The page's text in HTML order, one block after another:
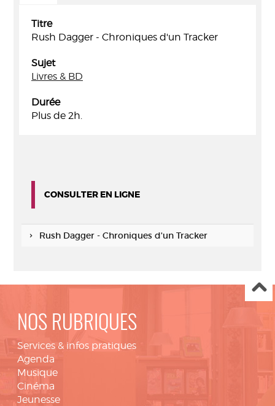
Titre
Rush Dagger - Chroniques d'un Tracker
Sujet
Livres & BD
Durée
Plus de 2h.
CONSULTER EN LIGNE
Rush Dagger - Chroniques d'un Tracker
NOS RUBRIQUES
Services & infos pratiques
Agenda
Musique
Cinéma
Jeunesse